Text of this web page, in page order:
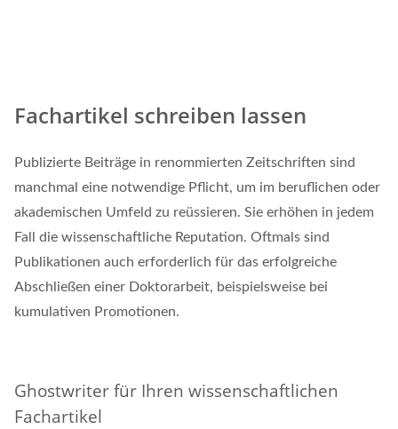
Fachartikel schreiben lassen
Publizierte Beiträge in renommierten Zeitschriften sind
manchmal eine notwendige Pflicht, um im beruflichen oder
akademischen Umfeld zu reüssieren. Sie erhöhen in jedem
Fall die wissenschaftliche Reputation. Oftmals sind
Publikationen auch erforderlich für das erfolgreiche
Abschließen einer Doktorarbeit, beispielsweise bei
kumulativen Promotionen.
Ghostwriter für Ihren wissenschaftlichen
Fachartikel